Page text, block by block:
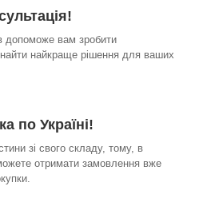
допоможе вам зробити
найкраще рішення для ваших
по Україні!
зі свого складу, тому, в
отримати замовлення вже